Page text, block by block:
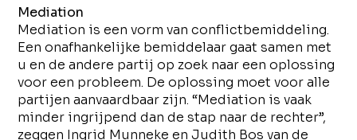
Mediation
Mediation is een vorm van conflictbemiddeling.
Een onafhankelijke bemiddelaar gaat samen met
u en de andere partij op zoek naar een oplossing
voor een probleem. De oplossing moet voor alle
partijen aanvaardbaar zijn. “Mediation is vaak
minder ingrijpend dan de stap naar de rechter”,
zeggen Ingrid Munneke en Judith Bos van de